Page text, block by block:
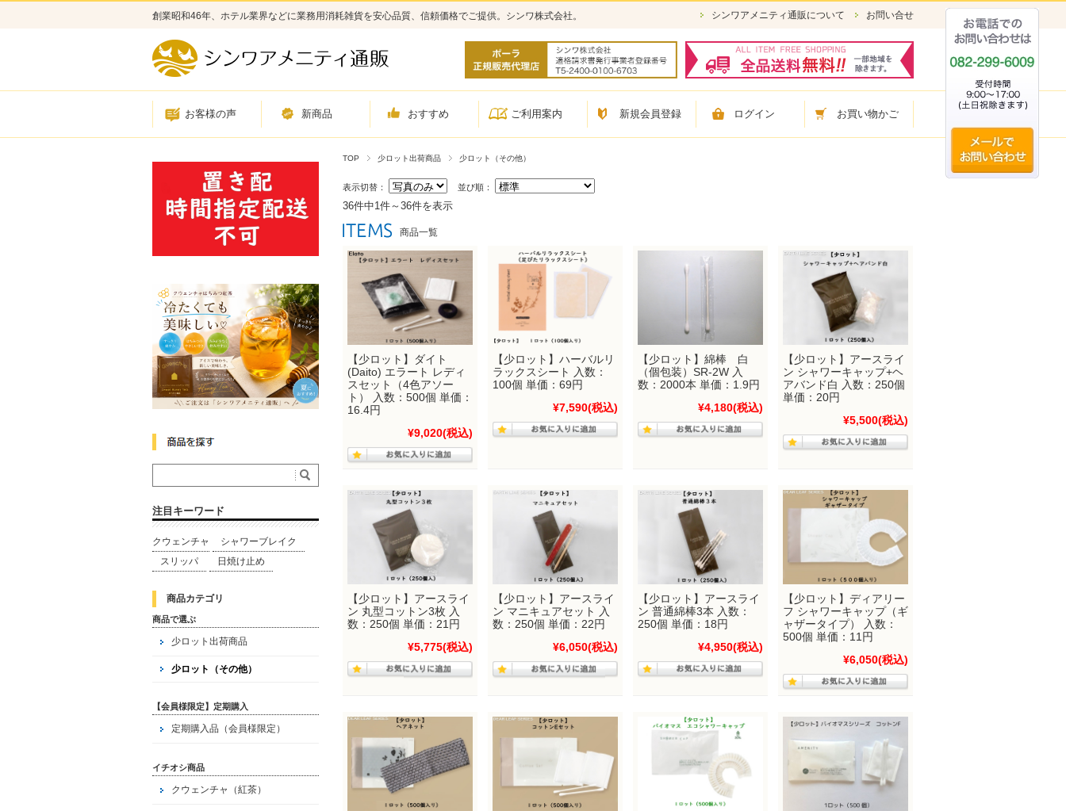
創業昭和46年、ホテル業界などに業務用消耗雑貨を安心品質、信頼価格でご提供。シンワ株式会社。 シンワアメニティ通販について お問い合せ
お客様の声 新商品 おすすめ ご利用案内 新規会員登録 ログイン お買い物かご
TOP 少ロット出荷商品 少ロット（その他）
表示切替： 並び順：
36件中1件～36件を表示
商品一覧
【少ロット】ダイト
(Daito) エラート レディ
スセット（4色アソー
ト） 入数：500個 単価：
16.4円
¥9,020(税込)
【少ロット】ハーバルリ
ラックスシート 入数：
100個 単価：69円
¥7,590(税込)
【少ロット】綿棒 白
（個包装）SR-2W 入
数：2000本 単価：1.9円
¥4,180(税込)
【少ロット】アースライ
ン シャワーキャップ+ヘ
アバンド白 入数：250個
単価：20円
¥5,500(税込)
【少ロット】アースライ
ン 丸型コットン3枚 入
数：250個 単価：21円
¥5,775(税込)
【少ロット】アースライ
ン マニキュアセット 入
数：250個 単価：22円
¥6,050(税込)
【少ロット】アースライ
ン 普通綿棒3本 入数：
250個 単価：18円
¥4,950(税込)
【少ロット】ディアリー
フ シャワーキャップ（ギ
ャザータイプ） 入数：
500個 単価：11円
¥6,050(税込)
注目キーワード
クウェンチャ
シャワーブレイク
スリッパ
日焼け止め
商品カテゴリ
商品で選ぶ
少ロット出荷商品
少ロット（その他）
【会員様限定】定期購入
定期購入品（会員様限定）
イチオシ商品
クウェンチャ（紅茶）